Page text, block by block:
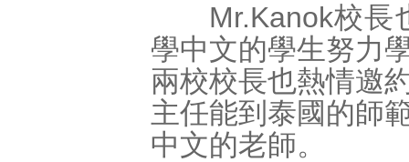
Mr.Kanok校長
學中文的學生努力
兩校校長也熱情邀
主任能到泰國的師
中文的老師。